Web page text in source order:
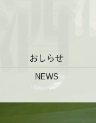
おしらせ
NEWS